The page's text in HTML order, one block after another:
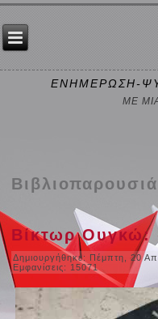
ΕΝΗΜΕΡΩΣΗ-
ΜΕ
Βίκτωρ Ουγκώ:
Δημιουργήθηκε: Πέμπτη, 20
Εμφανίσεις: 15071